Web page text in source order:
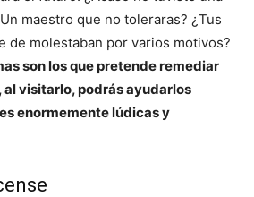
maestro que no toleraras? ¿Tus
de molestaban por varios motivos?
son los que pretende remediar
visitarlo, podrás ayudarlos
enormemente lúdicas y